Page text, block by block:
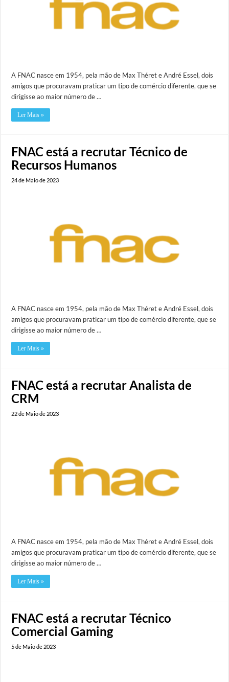
A FNAC nasce em 1954, pela mão de Max Théret e André Essel, dois
amigos que procuravam praticar um tipo de comércio diferente, que se
dirigisse ao maior número de …
Ler Mais »
FNAC está a recrutar Técnico de
Recursos Humanos
24 de Maio de 2023
A FNAC nasce em 1954, pela mão de Max Théret e André Essel, dois
amigos que procuravam praticar um tipo de comércio diferente, que se
dirigisse ao maior número de …
Ler Mais »
FNAC está a recrutar Analista de
CRM
22 de Maio de 2023
A FNAC nasce em 1954, pela mão de Max Théret e André Essel, dois
amigos que procuravam praticar um tipo de comércio diferente, que se
dirigisse ao maior número de …
Ler Mais »
FNAC está a recrutar Técnico
Comercial Gaming
5 de Maio de 2023